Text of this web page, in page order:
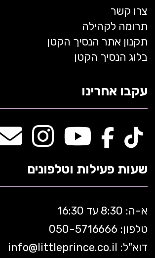
צרו קשר
תרומה לקהילה
תקנון אתר הנסיך הקטן
בלוג הנסיך הקטן
עקבו אחרינו
שעות פעילות וטלפונים
א-ה: 8:30 עד 16:30
טלפון: 050-5 716666
דוא"ל:
info@littleprince.co.il